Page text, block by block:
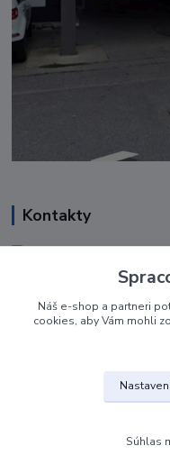
Kontakty
+421 948
Náš e-shop a partneri
cookies, aby Vám mohli
Súhlas